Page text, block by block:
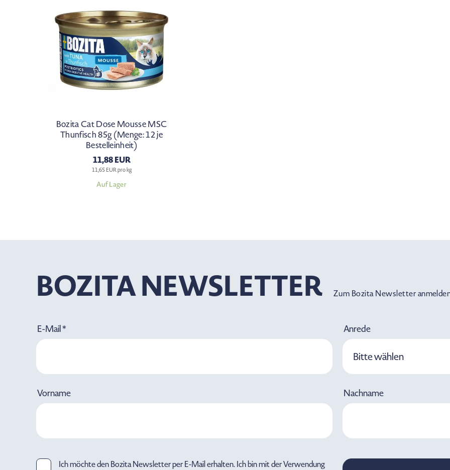
Bozita Cat Dose Mousse MSC
Thunfisch 85g (Menge: 12 je
Bestelleinheit)
11,88 EUR
11,65 EUR pro kg
Auf Lager
BOZITA NEWSLETTER Zum Bozita Newsletter
E-Mail * Anrede
Bitte wählen
Vorname Nachname
Ich möchte den Bozita Newsletter per E-Mail erhalten. Ich bin mit der Verwendung